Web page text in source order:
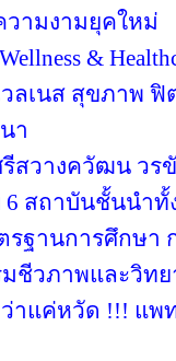
ามงามยุคใหม่
&
วลเนส สุขภาพ
า
สวางควัฒน ว
สถาบันชั้นนำทั้
ฐานการศึกษา
ชีวภาพและวิท
าแค่หวัด !!! แพ